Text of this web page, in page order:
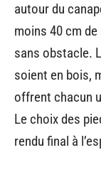
autour du
moins 40 cm
sans obstacle.
soient en bois,
offrent chacun
Le choix des
rendu final à